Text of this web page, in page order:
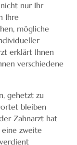
nur Ihr
Ihre
mögliche
erklärt Ihnen
verschiedene
gehetzt zu
bleiben
Zahnarzt hat
eine zweite